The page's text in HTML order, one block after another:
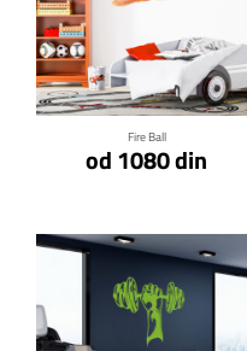
Fire Ball
od 1080 din
Klikni za detalje